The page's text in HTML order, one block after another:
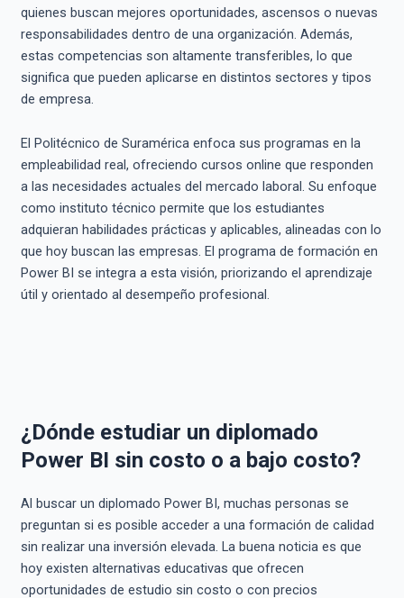
quienes buscan mejores oportunidades, ascensos o nuevas
responsabilidades dentro de una organización. Además,
estas competencias son altamente transferibles, lo que
significa que pueden aplicarse en distintos sectores y tipos
de empresa.
El Politécnico de Suramérica enfoca sus programas en la
empleabilidad real, ofreciendo cursos online que responden
a las necesidades actuales del mercado laboral. Su enfoque
como instituto técnico permite que los estudiantes
adquieran habilidades prácticas y aplicables, alineadas con lo
que hoy buscan las empresas. El programa de formación en
Power BI se integra a esta visión, priorizando el aprendizaje
útil y orientado al desempeño profesional.
¿Dónde estudiar un diplomado
Power BI sin costo o a bajo costo?
Al buscar un diplomado Power BI, muchas personas se
preguntan si es posible acceder a una formación de calidad
sin realizar una inversión elevada. La buena noticia es que
hoy existen alternativas educativas que ofrecen
oportunidades de estudio sin costo o con precios